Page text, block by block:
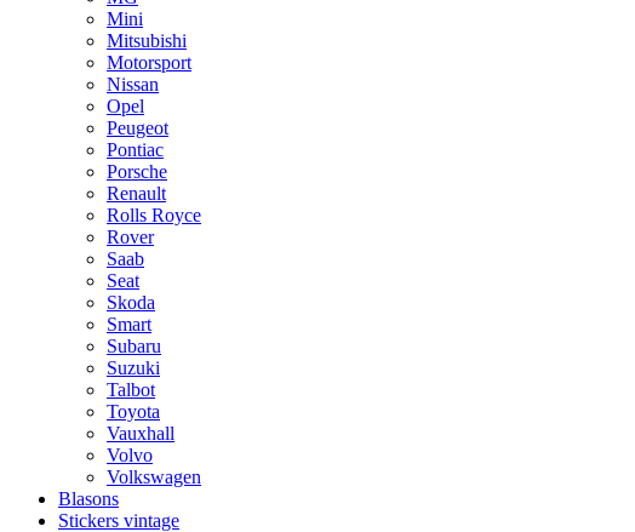
Mini
Mitsubishi
Motorsport
Nissan
Opel
Peugeot
Pontiac
Porsche
Renault
Rolls Royce
Rover
Saab
Seat
Skoda
Smart
Subaru
Suzuki
Talbot
Toyota
Vauxhall
Volvo
Volkswagen
Blasons
Stickers vintage